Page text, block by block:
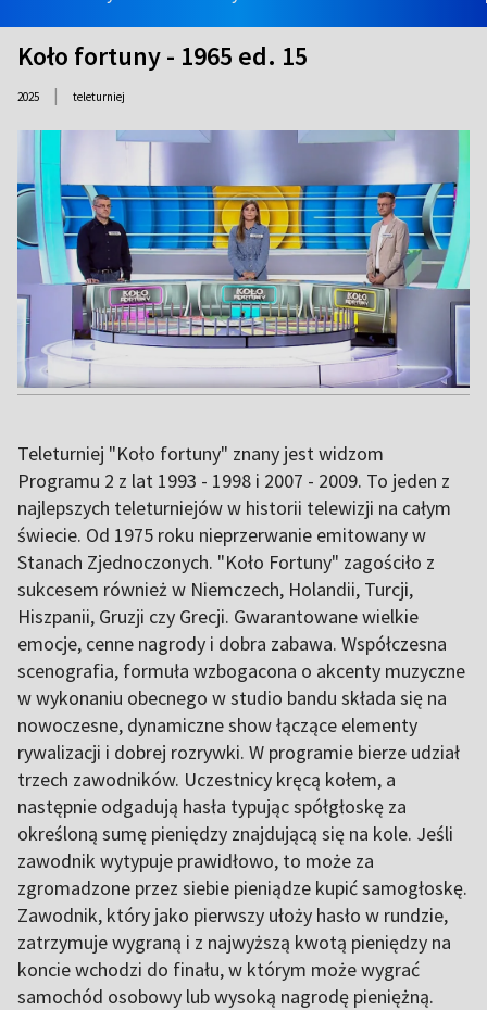
Koło fortuny - 1965 ed. 15
2025 | teleturniej
Teleturniej "Koło fortuny" znany jest widzom
Programu 2 z lat 1993 - 1998 i 2007 - 2009. To jeden z
najlepszych teleturniejów w historii telewizji na całym
świecie. Od 1975 roku nieprzerwanie emitowany w
Stanach Zjednoczonych. "Koło Fortuny" zagościło z
sukcesem również w Niemczech, Holandii, Turcji,
Hiszpanii, Gruzji czy Grecji. Gwarantowane wielkie
emocje, cenne nagrody i dobra zabawa. Współczesna
scenografia, formuła wzbogacona o akcenty muzyczne
w wykonaniu obecnego w studio bandu składa się na
nowoczesne, dynamiczne show łączące elementy
rywalizacji i dobrej rozrywki. W programie bierze udział
trzech zawodników. Uczestnicy kręcą kołem, a
następnie odgadują hasła typując spółgłoskę za
określoną sumę pieniędzy znajdującą się na kole. Jeśli
zawodnik wytypuje prawidłowo, to może za
zgromadzone przez siebie pieniądze kupić samogłoskę.
Zawodnik, który jako pierwszy ułoży hasło w rundzie,
zatrzymuje wygraną i z najwyższą kwotą pieniędzy na
koncie wchodzi do finału, w którym może wygrać
samochód osobowy lub wysoką nagrodę pieniężną.